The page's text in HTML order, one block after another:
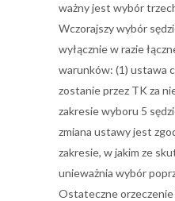
ważny jest wybór
Wczorajszy wybór
wyłącznie w razie
warunków: (1) ustawa
zostanie przez TK za
zakresie wyboru 5
zmiana ustawy jest
zakresie, w jakim ze
unieważnia wybór
Ostateczne